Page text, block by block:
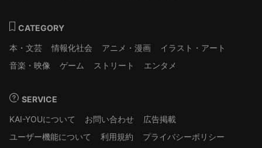
CATEGORY
本・文芸
情報化社会 アニメ・漫画
イラスト・アート
音楽・映像
ゲーム ストリート エンタメ
SERVICE
KAI-YOUについて
お問い合わせ
広告掲載
ユーザー機能について
利用規約
プライバシーポリシー